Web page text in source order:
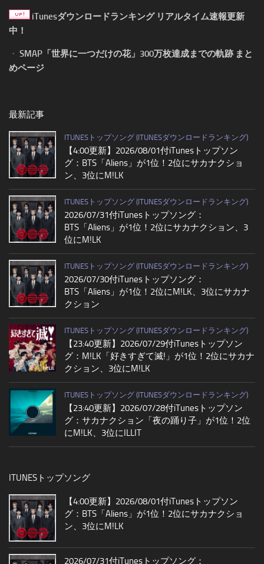
iTunesダウンロードランキング リアルタイム速報更新
中！
・ SMAP「世界に一つだけの花」300万枚達成までの軌跡 まと
めページ
最新記事
ITUNESトップソング (ITUNESダウンロードランキング)
【4:00更新】2026/08/01付iTunesトップソン
グ：BTS「Aliens」が1位！2位にサカナクショ
ン、3位にM!LK
ITUNESトップソング (ITUNESダウンロードランキング)
2026/07/31付iTunesトップソング：
BTS「Aliens」が1位！2位にサカナクション、3
位にM!LK
ITUNESトップソング (ITUNESダウンロードランキング)
2026/07/30付iTunesトップソング：
BTS「Aliens」が1位！2位にM!LK、3位にサカナ
クション
ITUNESトップソング (ITUNESダウンロードランキング)
【23:40更新】2026/07/29付iTunesトップソン
グ：M!LK「好きすぎて滅!」が1位！2位にサカナ
クション、3位にM!LK
ITUNESトップソング (ITUNESダウンロードランキング)
【23:40更新】2026/07/28付iTunesトップソン
グ：サカナクション「夜の踊り子」が1位！2位
にM!LK、3位にILLIT
ITUNESトップソング
【4:00更新】2026/08/01付iTunesトップソン
グ：BTS「Aliens」が1位！2位にサカナクショ
ン、3位にM!LK
2026/07/31付iTunesトップソング：